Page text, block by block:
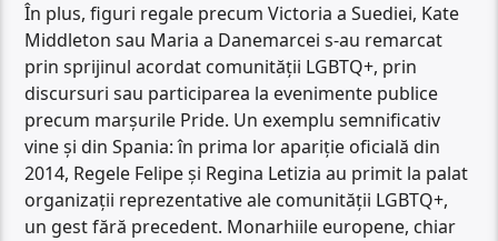
În plus, figuri regale precum Victoria a Suediei, Kate
Middleton sau Maria a Danemarcei s-au remarcat
prin sprijinul acordat comunității LGBTQ+, prin
discursuri sau participarea la evenimente publice
precum marșurile Pride. Un exemplu semnificativ
vine și din Spania: în prima lor apariție oficială din
2014, Regele Felipe și Regina Letizia au primit la palat
organizații reprezentative ale comunității LGBTQ+,
un gest fără precedent. Monarhiile europene, chiar